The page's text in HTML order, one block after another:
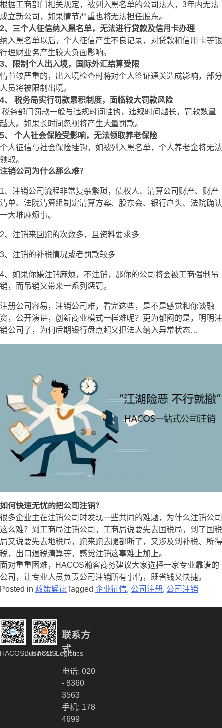
根据工商部门相关规定，被列入黑名单的公司法人，3年内无法
成立新公司，如果情节严重也将无法担任股东。
2、三个人征信纳入黑名单，无法进行贷款及信用卡办理
纳入黑名单以后，个人征信产生不良记录，对贷款和信用卡等银
行理财业务产生较大负面影响。
3、限制个人出入境，国际外汇结算受限
情节较严重的，出入境检查时将对个人签证通关造成影响，部分
人员将被限制出境。
4、 税务局实行罚款累积制度，面临较大罚款风险
税务部门罚款一般与违规时间挂钩，违规时间越长，罚款数量
越大。如果长时间忽视将产生大量罚款。
5、 个人社会保险受影响，无法领取养老保险
个人征信与社会保险挂钩，如被列入黑名单，个人养老金将无法
领取。
注销公司为什么那么难？
1、注销公司流程非常复杂繁琐，债权人、 清算公司财产、财产
清单、法院清算组制定清算方案、股东会、银行户头、法院确认
一大堆麻烦事。
2、注销来回跑的次数多，且资料要求多
3、注销的补税情况或者罚款较多
4、如果你嫌注销麻烦，不注销，那你的公司将会被工商强制吊
销，而吊销又带来一系列惩罚。
注册公司容易，注销公司难，看完这些，是不是感觉和你谈融
资，公开演讲，创新商业模式一样难呢？更为郁闷的是，明明注
销公司了，为何后期银行盘点起又把法人纳入异常状态…
如何快速无忧的把公司注销？
很多企业主在注销公司时发现一些共同的难题，为什么注销公司
这么难？到工商局注销公司，工商局说要先去国税局，到了国税
局又说要先去地税局，跑来跑去腿都断了，又涉及到补税、所得
税，出口退税清算等，感觉注销这事难上加上。
面对重重困难，HACOS瀚客商务建议大家选择一家专业靠谱的
公司，让专业人员负责公司注销所有事情，既省钱又快捷。
Posted in 政策解读Tagged 企业征信, 公司注册, 公司注销
HACOSBusinessHACOSLogistics
联系方
式
电话: 020
- 8360
3563
手机: 178
4699